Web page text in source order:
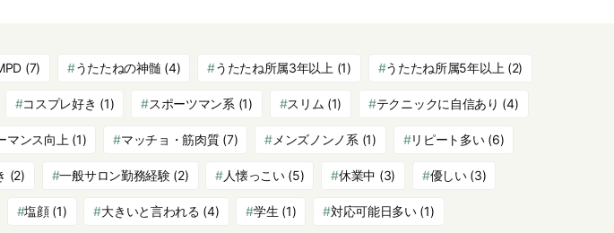
(7) うたたねの神髄 (4) うたたね所属3年以上 (1) うたたね所属5年以上 (2)
コスプレ好き (1) スポーツマン系 (1) スリム (1) テクニックに自信あり (4)
マンス向上 (1) マッチョ・筋肉質(7) メンズノンノ系 (1) リピート多い(6)
(2) 一般サロン勤務経験(2) 人懐っこい(5) 休業中 (3) 優しい(3)
塩顔(1) 大きいと言われる (4) 学生 (1) 対応可能日多い(1)